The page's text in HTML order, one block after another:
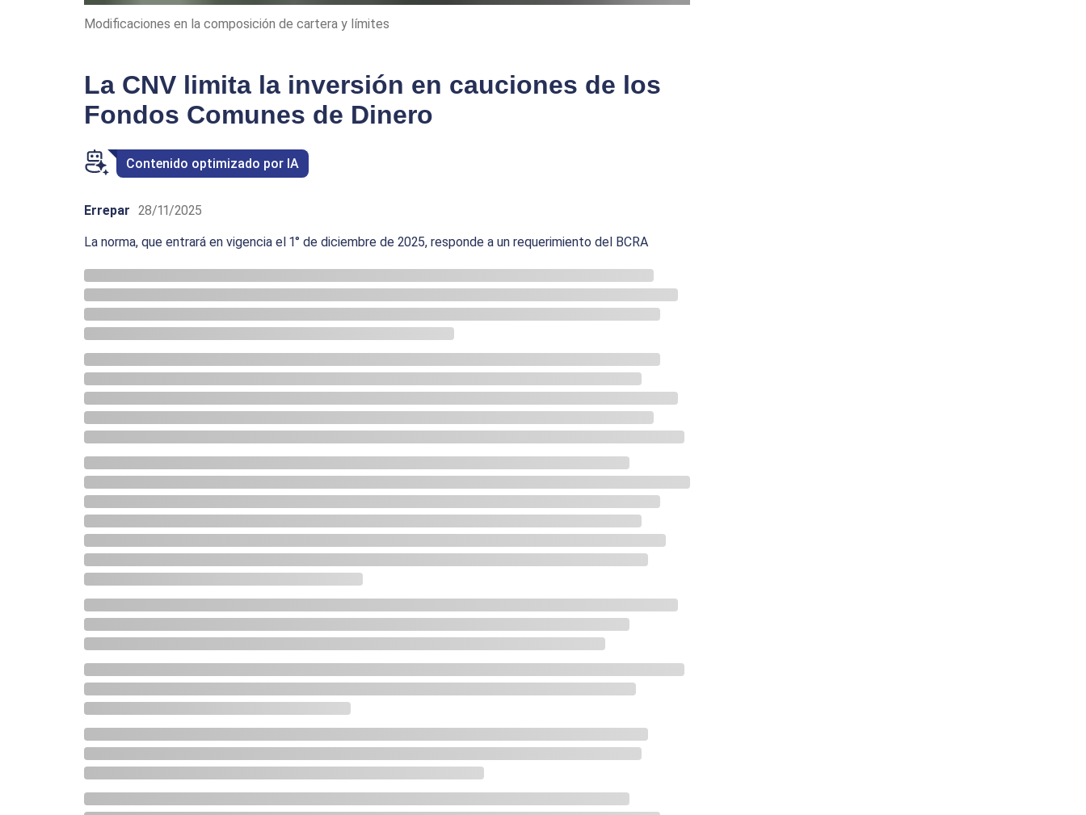
Modificaciones en la composición de cartera y límites
La CNV limita la inversión en cauciones de los
Fondos Comunes de Dinero
Contenido optimizado por IA
Errepar 28/11/2025
La norma, que entrará en vigencia el 1° de diciembre de 2025, responde a un requerimiento del BCRA